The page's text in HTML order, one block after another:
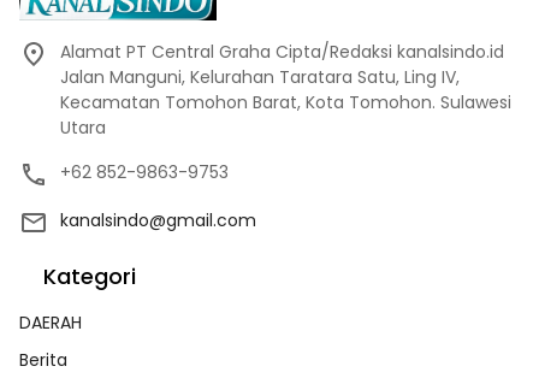
Alamat PT Central Graha Cipta/Redaksi kanalsindo.id
Jalan Manguni, Kelurahan Taratara Satu, Ling IV,
Kecamatan Tomohon Barat, Kota Tomohon. Sulawesi
Utara
+62 852-9863-9753
kanalsindo@gmail.com
Kategori
DAERAH
Berita